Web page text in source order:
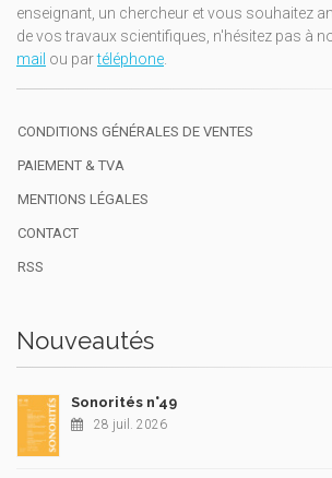
enseignant, un chercheur et vous souhaitez
de vos travaux scientifiques, n'hésitez pas à
mail ou partéléphone
CONDITIONS GÉNÉRALES DE VENTES
PAIEMENT & TVA
MENTIONS LÉGALES
CONTACT
RSS
Nouveautés
Sonorités n°49
28 juil. 2026